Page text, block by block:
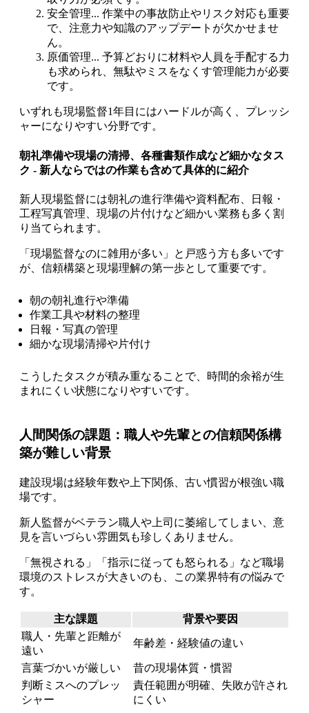
安全管理... 作業中の事故防止やリスク対応も重要
で、注意力や知識のアップデートが欠かせませ
ん。
原価管理... 予算どおりに材料や人員を手配する力
も求められ、無駄やミスをなくす管理能力が必要
です。
いずれも現場監督1年目にはハードルが高く、プレッシ
ャーになりやすい分野です。
朝礼準備や現場の清掃、各種書類作成など細かなタス
ク - 新人ならではの作業も含めて具体的に紹介
新人現場監督には朝礼の進行準備や資料配布、日報・
工程写真管理、現場の片付けなど細かい業務も多く割
り当てられます。
「現場監督なのに雑用が多い」と戸惑う方も多いです
が、信頼構築と現場理解の第一歩として重要です。
朝の朝礼進行や準備
作業工具や材料の整理
日報・写真の管理
細かな現場清掃や片付け
こうしたタスクが積み重なることで、時間的余裕が生
まれにくい状態になりやすいです。
人間関係の課題：職人や先輩との信頼関係構
築が難しい背景
建設現場は経験年数や上下関係、古い慣習が根強い職
場です。
新人監督がベテラン職人や上司に萎縮してしまい、意
見を言いづらい雰囲気も珍しくありません。
「無視される」「指示に従っても怒られる」など職場
環境のストレスが大きいのも、この業界特有の悩みで
す。
主な課題
背景や要因
職人・先輩と距離が
遠い
年齢差・経験値の違い
言葉づかいが厳しい
昔の現場体質・慣習
判断ミスへのプレッ
シャー
責任範囲が明確、失敗が許され
にくい